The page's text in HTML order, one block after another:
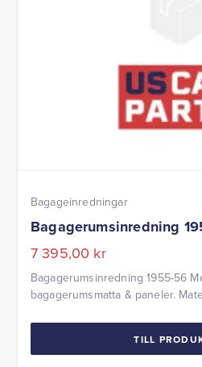
Bagageinredningar
Bagagerumsinredning
7 395,00 kr
Bagagerumsinredning 1955-56
bagagerumsmatta & paneler.
TILL